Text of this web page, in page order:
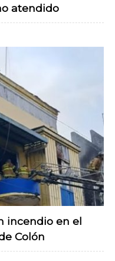
atendido
incendio en el
Colón